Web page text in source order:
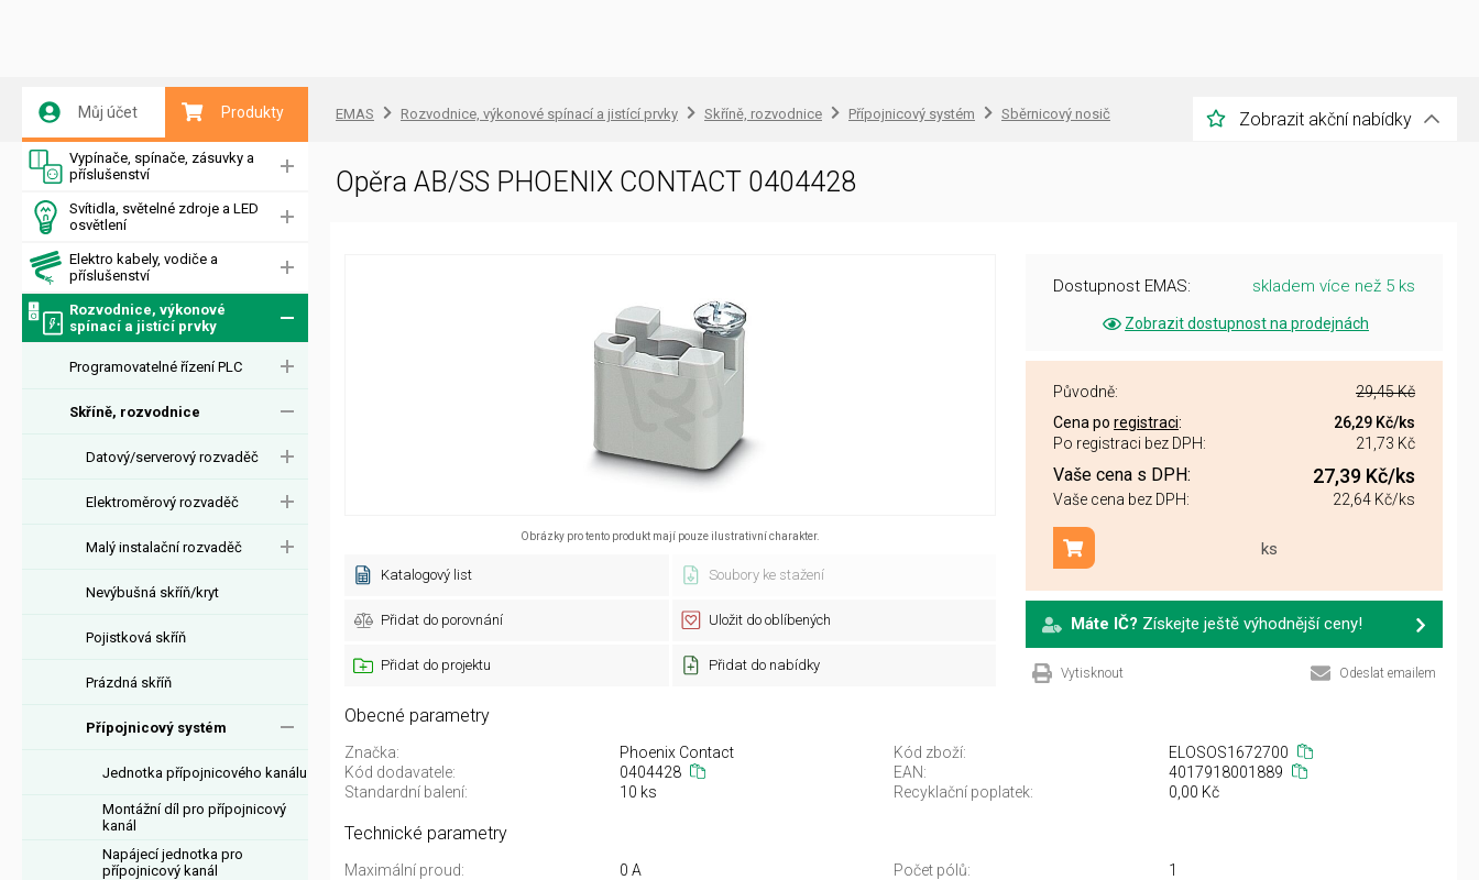
Můj účet Produkty
Vypínače, spínače, zásuvky a
příslušenství
Svítidla, světelné zdroje a LED
osvětlení
Elektro kabely, vodiče a
příslušenství
Rozvodnice, výkonové
spínací a jistící prvky
Programovatelné řízení PLC
Skříně, rozvodnice
Datový/serverový rozvaděč
Elektroměrový rozvaděč
Malý instalační rozvaděč
Nevýbušná skříň/kryt
Pojistková skříň
Prázdná skříň
Přípojnicový systém
Jednotka přípojnicového kanálu
Montážní díl pro přípojnicový
kanál
Napájecí jednotka pro
přípojnicový kanál
EMAS Rozvodnice, výkonové spínací a jistící prvky Skříně, rozvodnice Přípojnicový systém Sběrnicový nosič Zobrazit akční nabídky
Opěra AB/SS PHOENIX CONTACT 0404428
Obrázky pro tento produkt mají pouze ilustrativní charakter.
Katalogový list Soubory ke stažení
Přidat do porovnání Uložit do oblíbených
Přidat do projektu Přidat do nabídky
Dostupnost EMAS: skladem více než 5 ks
Zobrazit dostupnost na prodejnách
Původně:
29,45 Kč
Cena po registraci: 26,29 Kč/ks
Po registraci bez DPH:
21,73 Kč
Vaše cena s DPH: 27,39 Kč/ks
Vaše cena bez DPH: 22,64 Kč/ks
ks
Přidat do košíku
Máte IČ? Získejte ještě výhodnější ceny!
Vytisknout Odeslat emailem
Obecné parametry
Značka: Phoenix Contact Kód zboží:
ELOSOS1672700
Kód dodavatele:
0404428 EAN:
4017918001889
Standardní balení:
10 ks Recyklační poplatek: 0,00 Kč
Technické parametry
Maximální proud: 0 A Počet pólů: 1